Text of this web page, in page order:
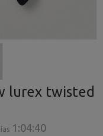
lurex twisted
1:04:39